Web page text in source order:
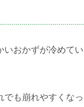
いおかずが冷めてい
でも崩れやすくなっ